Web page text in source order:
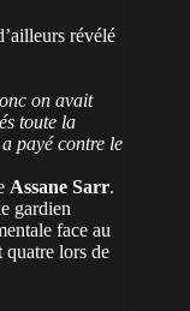
révélé
on avait
toute la
payé contre le
Assane Sarr.
gardien
face au
quatre lors de